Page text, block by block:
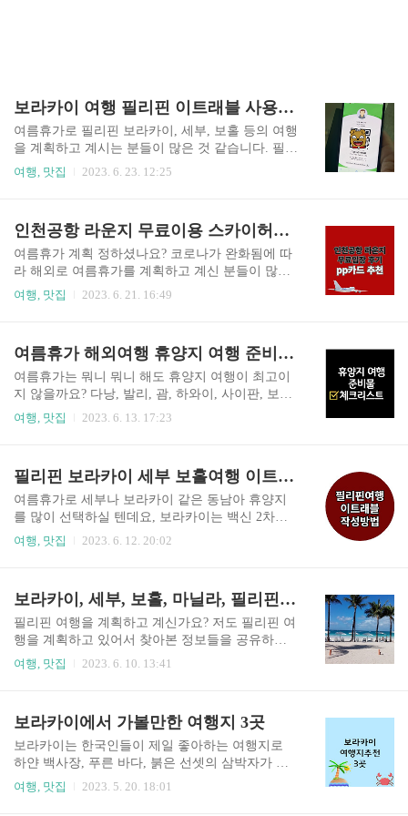
보라카이 여행 필리핀 이트래블 사용 후기 칼리보공항
여름휴가로 필리핀 보라카이, 세부, 보홀 등의 여행
을 계획하고 계시는 분들이 많은 것 같습니다. 필리
핀 여행을 하려면 출발 전 이 트래블이라는 QR코
는지, 칼리보 공항 후기 남겨보겠습니다. 이트래블
준비하기 인천공항 도착 하기 전에 미리 이 트래블
큐알코드를 발급하였습니다. 캡처를 해서 사용하
시면 되는데, 에어서울 수속할 때 이 이트래블을 확
인하시더라고요. 모든 이름과 정보들이 한국어로
어서 이름이 한글로 나와 영문으로 나오게 다시 캡
쳐를 하기도 했습니다. 필리핀 여행 이트래..
여행, 맛집 2023. 6. 23. 12:25
인천공항 라운지 무료이용 스카이허브 후기 PP카드 추천
여름휴가 계획 정하셨나요? 코로나가 완화됨에 따
라 해외로 여름휴가를 계획하고 계신 분들이 많은
것 같습니다. 공항에서의 지루한 대기시간에 라운
아보겠습니다. 인천공항 라운지 (스카이허브) 무료
이용 지난번 출국할 일이 있어 인천공항을 갔다가
생각보다 많은 시간이 남아서 라운지를 이용하였
습니다. 저는 탑승 게이트가 서쪽이라 서쪽에 있는
면세점을 이용하였는데요, 면세구역 옆에 마티나
능한 신용카드를 사용하고 있었기에 무료로 입장
할 수 있었습니다. 본인이 가지고 있는 카드의 종..
여행, 맛집 2023. 6. 21. 16:49
여름휴가 해외여행 휴양지 여행 준비물 리스트
여름휴가는 뭐니 뭐니 해도 휴양지 여행이 최고이
지 않을까요? 다낭, 발리, 괌, 하와이, 사이판, 보라
카이, 세부 등등 해외로 나가면 맑고 깨끗한 바다를
스트 확인해 보겠습니다. 휴양지 준비물 체크리스
트 1. 서류코로나 시대가 끝나갔지만 그럼에도 코
로나 관련 각종 서류는 필요합니다. 또한 입국하는
나라마다 큐알코드를 요구하는 경우도 있으니 미
리 확인하셔서 챙기시길 바라겠습니다. 여권여권
(필요시)여행자보험 바우처 환전트래블월렛카드 2
023.06.10 - [도움이 되는..
여행, 맛집 2023. 6. 13. 17:23
필리핀 보라카이 세부 보홀여행 이트래블 작성 방법
여름휴가로 세부나 보라카이 같은 동남아 휴양지
를 많이 선택하실 텐데요, 보라카이는 백신 2차를
맞았다면 입국할 수 있습니다. 그 외에 이트레블이
을 위한 이트레블 작성 방법 알아보도록 하겠습니
다. 필리핀 입국 서류 이트래블 작성방법포털사이
트에 이트레블이라고 검색을 하거나 링크를 클릭
하여 이트래블에 접속을 해줍니다. 저는 포털사이
트 앱을 이용하여 접속하였더니 자동으로 한국어
성이 가능합니다. 저는 포털사이트 앱에서 이라 검
색을 하여 들어갔기 때문에 자동으로 번역이 되었
습니다..
여행, 맛집 2023. 6. 12. 20:02
보라카이, 세부, 보홀, 마닐라, 필리핀 여행전 꼭 알아야할것
필리핀 여행을 계획하고 계신가요? 저도 필리핀 여
행을 계획하고 있어서 찾아본 정보들을 공유하려
합니다. 백신 접종 유무, 아동 입국, 환율, 날씨, 전
인 필리핀은 7000여 개의 섬으로 이루어진 나라입
니다. 바다에서 즐기는 수상스포츠를 즐기기 좋은
조건이며 비교적 가격이 저렴한 편이라 많은 사람
들이 즐겨 찾는 곳이기도 합니다. 보라카이: 현지인
들도 좋아하는 대표적인 휴양지로 화이트 비치가
여행, 맛집 2023. 6. 10. 13:41
보라카이에서 가볼만한 여행지 3곳
보라카이는 한국인들이 제일 좋아하는 여행지로
하얀 백사장, 푸른 바다, 붉은 선셋의 삼박자가 조
화로운 휴양지입니다. 필리핀의 중심에서도 멀리
여행, 맛집 2023. 5. 20. 18:01